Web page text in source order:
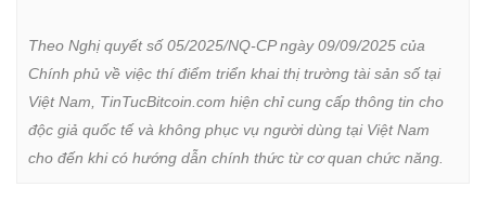
Theo Nghị quyết số 05/2025/NQ-CP ngày 09/09/2025 của
Chính phủ về việc thí điểm triển khai thị trường tài sản số tại
Việt Nam, TinTucBitcoin.com hiện chỉ cung cấp thông tin cho
độc giả quốc tế và không phục vụ người dùng tại Việt Nam
cho đến khi có hướng dẫn chính thức từ cơ quan chức năng.